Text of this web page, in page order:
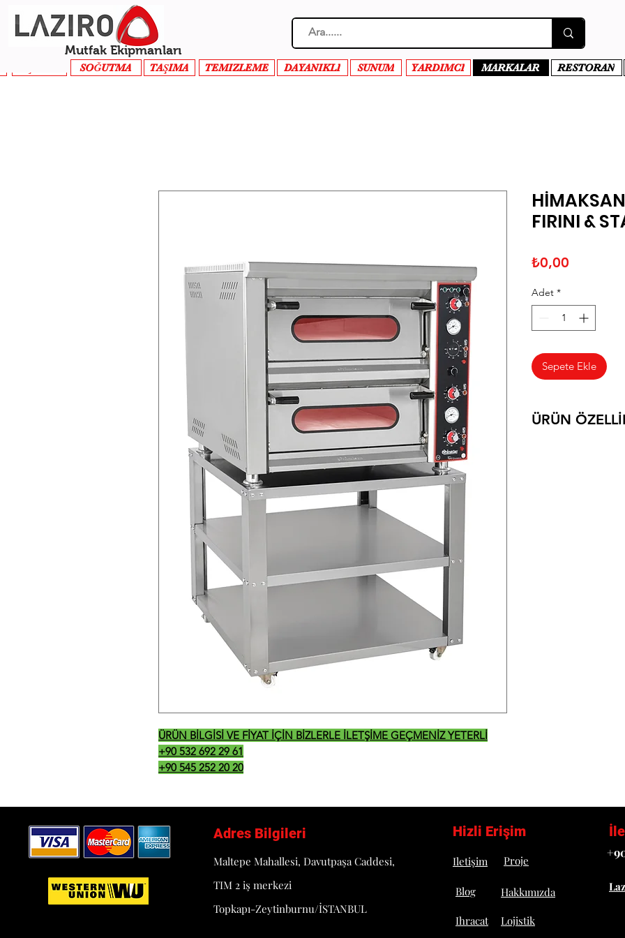
Mutfak Ekipmanları
SOĞUTMA TAŞIMA TEMIZLEME DAYANIKLI SUNUM YARDIMCI MARKALAR RESTORAN
ÜRÜN BİLGİSİ VE FİYAT İÇİN BİZLERLE İLETŞİME GEÇMENİZ YETERLİ
+90 532 692 29 61
+90 545 252 20 20
FIRINI &
₺0,00
Adet *
Sepete Ekle
ÜRÜN
Adres Bilgileri
Maltepe Mahallesi, Davutpaşa Caddesi,
TIM 2 iş merkezi
Topkapı-Zeytinburnu/İSTANBUL
Hizli Erişim
Iletişim Proje
Blog Hakkımızda
Ihracat Lojistik